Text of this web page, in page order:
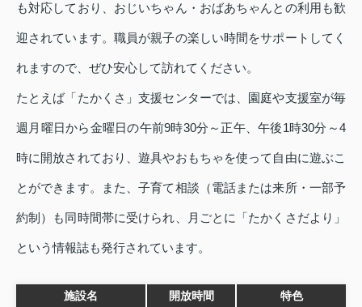
も対応しており、おじいちゃん・おばあちゃんとの利用も歓
迎されています。職員が親子の楽しい時間をサポートしてく
れますので、ぜひ安心して訪れてください。
たとえば「たかくさ」支援センターでは、園庭や支援室が毎
週月曜日から金曜日の午前9時30分～正午、午後1時30分～4
時に開放されており、遊具やおもちゃを使って自由に遊ぶこ
とができます。また、子育て相談（電話または来所・一部予
約制）も同時間帯に受けられ、月ごとに「たかくさだより」
という情報誌も発行されています。
施設名 開放時間 特色